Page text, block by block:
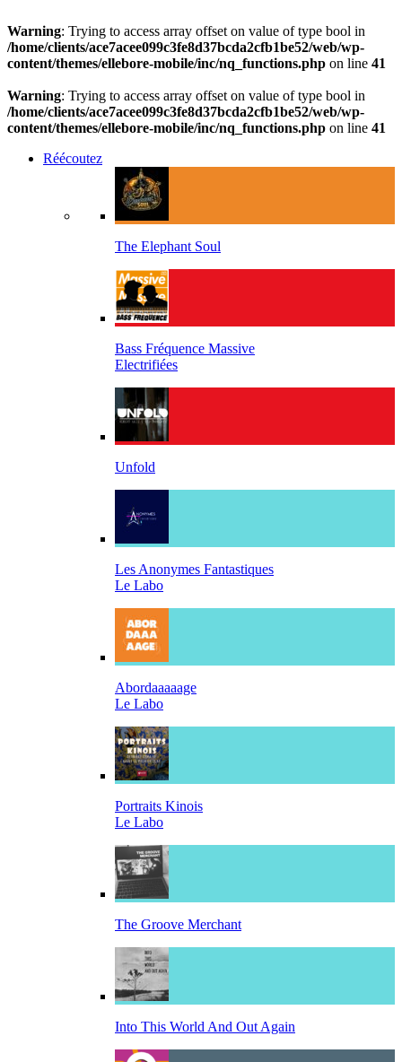
Warning: Trying to access array offset on value of type bool in
/home/clients/ace7acee099c3fe8d37bcda2cfb1be52/web/wp-
content/themes/ellebore-mobile/inc/nq_functions.php on line 41
Warning: Trying to access array offset on value of type bool in
/home/clients/ace7acee099c3fe8d37bcda2cfb1be52/web/wp-
content/themes/ellebore-mobile/inc/nq_functions.php on line 41
Réécoutez
The Elephant Soul
Bass Fréquence Massive
Electrifiées
Unfold
Les Anonymes Fantastiques
Le Labo
Abordaaaaage
Le Labo
Portraits Kinois
Le Labo
The Groove Merchant
Into This World And Out Again